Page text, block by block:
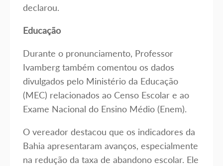
declarou.
Educação
Durante o pronunciamento, Professor
Ivamberg também comentou os dados
divulgados pelo Ministério da Educação
(MEC) relacionados ao Censo Escolar e ao
Exame Nacional do Ensino Médio (Enem).
O vereador destacou que os indicadores da
Bahia apresentaram avanços, especialmente
na redução da taxa de abandono escolar. Ele